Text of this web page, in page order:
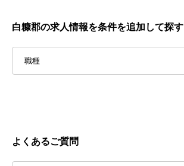
白糠郡の求人情報を条件を追加して探す
職種
よくあるご質問